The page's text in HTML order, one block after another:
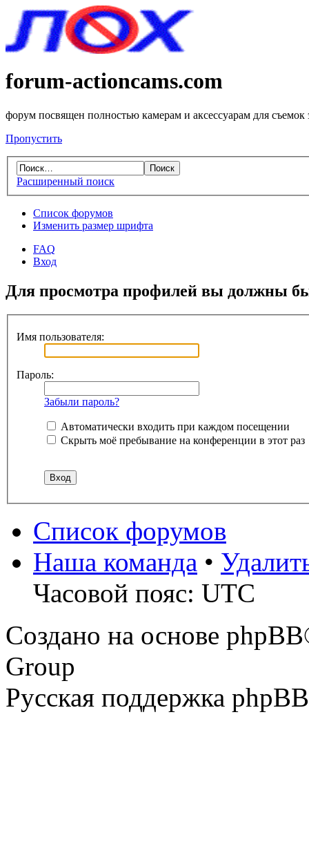
forum-actioncams.com
форум посвящен полностью камерам и аксессуарам для съемок
Пропустить
Расширенный поиск
Список форумов
Изменить размер шрифта
FAQ
Вход
Для просмотра профилей вы должны
Имя пользователя:
Пароль:
Забыли пароль?
Автоматически входить при каждом посещении
Скрыть моё пребывание на конференции в этот раз
Список форумов
Наша команда •
Часовой пояс: UTC
Создано на основе
Group
Русская поддержка phpBB